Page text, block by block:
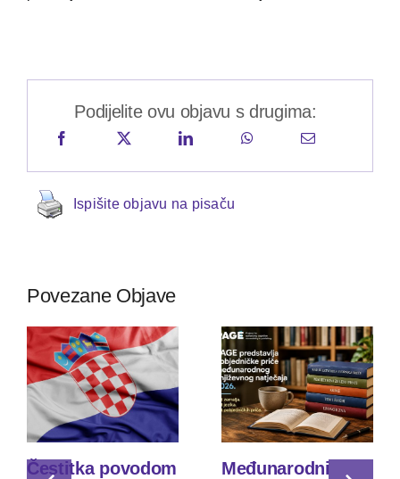
Podijelite ovu objavu s drugima:
Ispišite objavu na pisaču
Povezane Objave
Čestitka povodom
Međunarodni